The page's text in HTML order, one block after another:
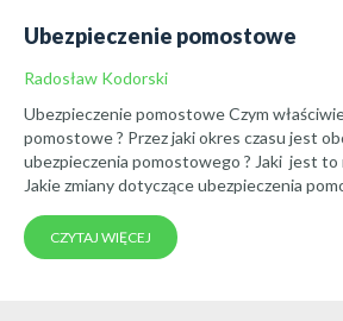
Ubezpieczenie pomostowe
Radosław Kodorski
Ubezpieczenie pomostowe Czym
pomostowe ? Przez jaki okres czasu jest
ubezpieczenia pomostowego ? Jaki jest to
Jakie zmiany dotyczące ubezpieczenia
CZYTAJ WIĘCEJ